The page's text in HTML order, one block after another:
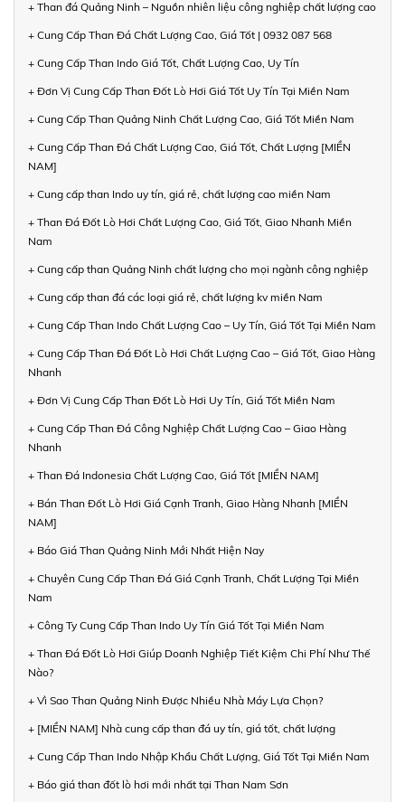
+ Than đá Quảng Ninh – Nguồn nhiên liệu công nghiệp chất lượng cao
+ Cung Cấp Than Đá Chất Lượng Cao, Giá Tốt | 0932 087 568
+ Cung Cấp Than Indo Giá Tốt, Chất Lượng Cao, Uy Tín
+ Đơn Vị Cung Cấp Than Đốt Lò Hơi Giá Tốt Uy Tín Tại Miền Nam
+ Cung Cấp Than Quảng Ninh Chất Lượng Cao, Giá Tốt Miền Nam
+ Cung Cấp Than Đá Chất Lượng Cao, Giá Tốt, Chất Lượng [MIỀN
NAM]
+ Cung cấp than Indo uy tín, giá rẻ, chất lượng cao miền Nam
+ Than Đá Đốt Lò Hơi Chất Lượng Cao, Giá Tốt, Giao Nhanh Miền
Nam
+ Cung cấp than Quảng Ninh chất lượng cho mọi ngành công nghiệp
+ Cung cấp than đá các loại giá rẻ, chất lượng kv miền Nam
+ Cung Cấp Than Indo Chất Lượng Cao – Uy Tín, Giá Tốt Tại Miền Nam
+ Cung Cấp Than Đá Đốt Lò Hơi Chất Lượng Cao – Giá Tốt, Giao Hàng
Nhanh
+ Đơn Vị Cung Cấp Than Đốt Lò Hơi Uy Tín, Giá Tốt Miền Nam
+ Cung Cấp Than Đá Công Nghiệp Chất Lượng Cao – Giao Hàng
Nhanh
+ Than Đá Indonesia Chất Lượng Cao, Giá Tốt [MIỀN NAM]
+ Bán Than Đốt Lò Hơi Giá Cạnh Tranh, Giao Hàng Nhanh [MIỀN
NAM]
+ Báo Giá Than Quảng Ninh Mới Nhất Hiện Nay
+ Chuyên Cung Cấp Than Đá Giá Cạnh Tranh, Chất Lượng Tại Miền
Nam
+ Công Ty Cung Cấp Than Indo Uy Tín Giá Tốt Tại Miền Nam
+ Than Đá Đốt Lò Hơi Giúp Doanh Nghiệp Tiết Kiệm Chi Phí Như Thế
Nào?
+ Vì Sao Than Quảng Ninh Được Nhiều Nhà Máy Lựa Chọn?
+ [MIỀN NAM] Nhà cung cấp than đá uy tín, giá tốt, chất lượng
+ Cung Cấp Than Indo Nhập Khẩu Chất Lượng, Giá Tốt Tại Miền Nam
+ Báo giá than đốt lò hơi mới nhất tại Than Nam Sơn